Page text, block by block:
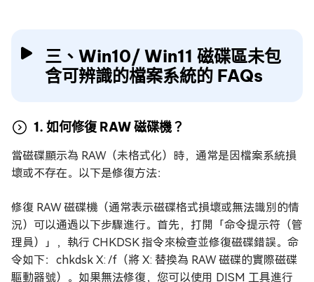
三、Win10/ Win11 磁碟區未包
含可辨識的檔案系統的 FAQs
1. 如何修復 RAW 磁碟機？
當磁碟顯示為 RAW（未格式化）時，通常是因檔案系統損
壞或不存在。以下是修復方法：
修復 RAW 磁碟機（通常表示磁碟格式損壞或無法識別的情
況）可以通過以下步驟進行。首先，打開「命令提示符（管
理員）」，執行 CHKDSK 指令來檢查並修復磁碟錯誤。命
令如下：chkdsk X: /f（將 X: 替換為 RAW 磁碟的實際磁碟
驅動器號）。如果無法修復，您可以使用 DISM 工具進行